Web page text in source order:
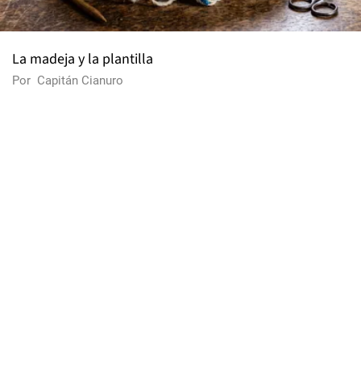
La madeja y la plantilla
Por Capitán Cianuro